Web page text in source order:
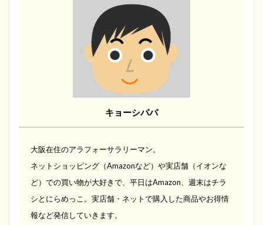
キョーシパパ
大阪在住のアラフォーサラリーマン。
ネットショッピング（Amazonなど）や実店舗（イオンな
ど）での買い物が大好きで、平日はAmazon、週末はチラ
シとにらめっこ。実店舗・ネットで購入した商品やお得情
報など発信していきます。